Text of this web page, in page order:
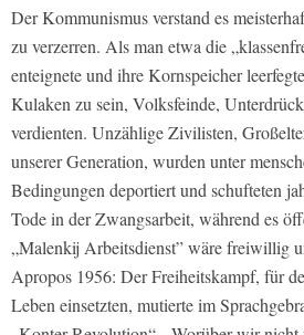
Der Kommunismus verstand es
zu verzerren. Als man etwa die
enteignete und ihre Kornspeicher
Kulaken zu sein, Volksfeinde,
verdienten. Unzählige Zivilisten,
unserer Generation, wurden unter
Bedingungen deportiert und schufteten
Tode in der Zwangsarbeit, während es
„Malenkij Arbeitsdienst” wäre freiwillig
Apropos 1956: Der Freiheitskampf, für
Leben einsetzten, mutierte im